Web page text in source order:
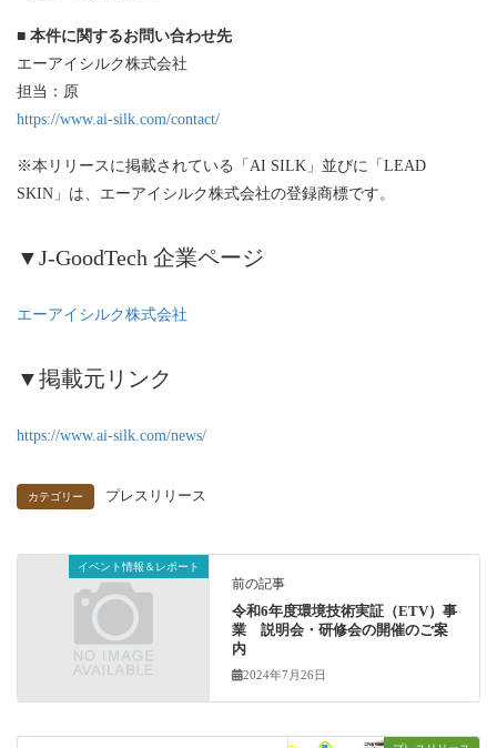
■ 本件に関するお問い合わせ先
エーアイシルク株式会社
担当：原
https://www.ai-silk.com/contact/
※本リリースに掲載されている「AI SILK」並びに「LEAD
SKIN」は、エーアイシルク株式会社の登録商標です。
▼J-GoodTech 企業ページ
エーアイシルク株式会社
▼掲載元リンク
https://www.ai-silk.com/news/
カテゴリー プレスリリース
イベント情報＆レポート
前の記事
令和6年度環境技術実証（ETV）事
業 説明会・研修会の開催のご案
内
2024年7月26日